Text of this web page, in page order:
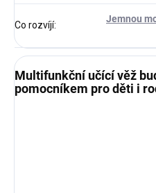
Co rozvíjí:
Jemnou
Multifunkční učící věž
pomocníkem pro děti i